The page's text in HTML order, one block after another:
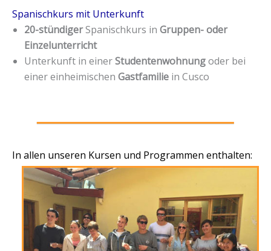
Spanischkurs mit Unterkunft
20-stündigerSpanischkurs in Gruppen- oder
Einzelunterricht
Unterkunft in einerStudentenwohnungoder bei
einer einheimischen Gastfamilie in Cusco
In allen unseren Kursen und Programmen enthalten: